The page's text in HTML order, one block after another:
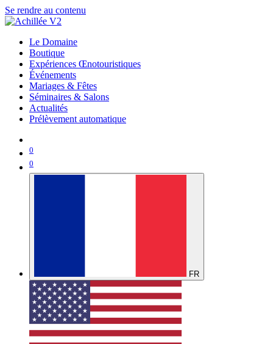
Se rendre au contenu
Le Domaine
Boutique
Expériences Œnotouristiques
Événements
Mariages & Fêtes
Séminaires & Salons
Actualités
Prélèvement automatique
0
0
FR